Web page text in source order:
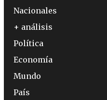
Nacionales
+ análisis
Política
Economía
Mundo
País